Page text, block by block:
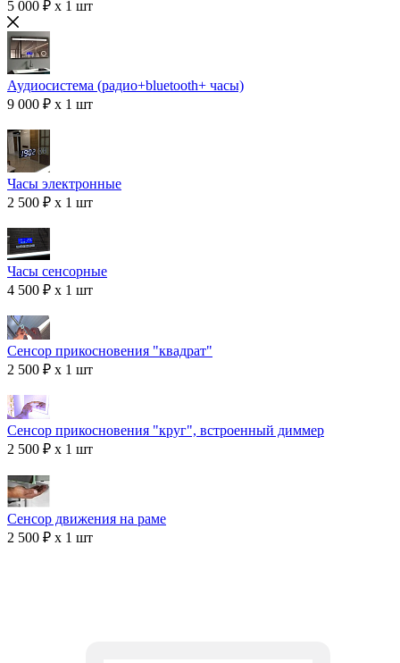
5 000 ₽ x 1 шт
Аудиосистема (радио+bluetooth+ часы)
9 000 ₽ x 1 шт
Часы электронные
2 500 ₽ x 1 шт
Часы сенсорные
4 500 ₽ x 1 шт
Сенсор прикосновения "квадрат"
2 500 ₽ x 1 шт
Сенсор прикосновения "круг", встроенный диммер
2 500 ₽ x 1 шт
Сенсор движения на раме
2 500 ₽ x 1 шт